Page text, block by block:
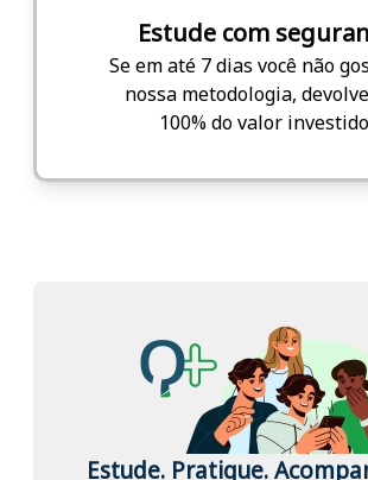
Estude com
Se em até 7 dias você não
nossa metodologia,
100% do valor
Estude. Pratique.